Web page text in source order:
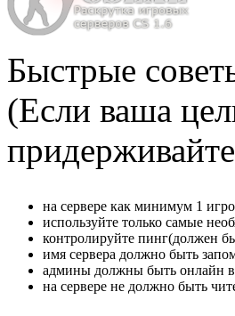
Быстрые
(Если ваша
на сервере как минимум 1
используйте только самые
контролируйте пинг(должен
имя сервера должно быть
админы должны быть онлайн в
на сервере не должно быть